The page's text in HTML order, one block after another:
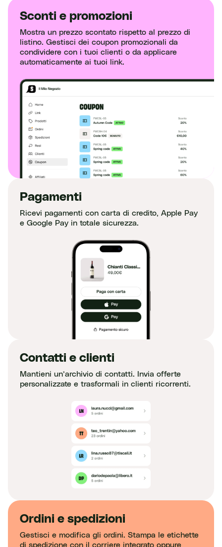
Sconti e promozioni
Mostra un prezzo scontato rispetto al prezzo di
listino. Gestisci dei coupon promozionali da
condividere con i tuoi clienti o da applicare
automaticamente ai tuoi link.
Pagamenti
Ricevi pagamenti con carta di credito, Apple Pay
e Google Pay in totale sicurezza.
Contatti e clienti
Mantieni un’archivio di contatti. Invia offerte
personalizzate e trasformali in clienti ricorrenti.
Ordini e spedizioni
Gestisci e modifica gli ordini. Stampa le etichette
di spedizione con il corriere integrato oppure